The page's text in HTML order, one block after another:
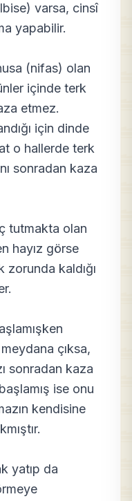
varsa, cinsî
yapabilir.
(nifas) olan
içinde terk
etmez.
için dinde
o hallerde terk
sonradan kaza
tutmakta olan
hayız görse
kaldığı
çıksa,
sonradan kaza
ise onu
kendisine
yatıp da